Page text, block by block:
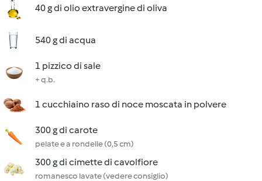
40 g di olio extravergine di oliva
540 g di acqua
1 pizzico di sale
+ q.b.
1 cucchiaino raso di noce moscata in polvere
300 g di carote
pelate e a rondelle (0,5 cm)
300 g di cimette di cavolfiore
romanesco lavate (vedere consiglio)